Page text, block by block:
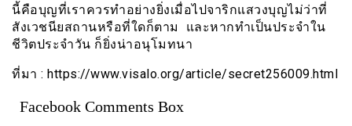
นี้คือบุญที่เราควรทำอย่างยิ่งเมื่อไปจาริกแสวงบุญไม่ว่าที่
สังเวชนียสถานหรือที่ใดก็ตาม และหากทำเป็นประจำใน
ชีวิตประจำวัน ก็ยิ่งน่าอนุโมทนา
ที่มา : https://www.visalo.org/article/secret256009.html
Facebook Comments Box